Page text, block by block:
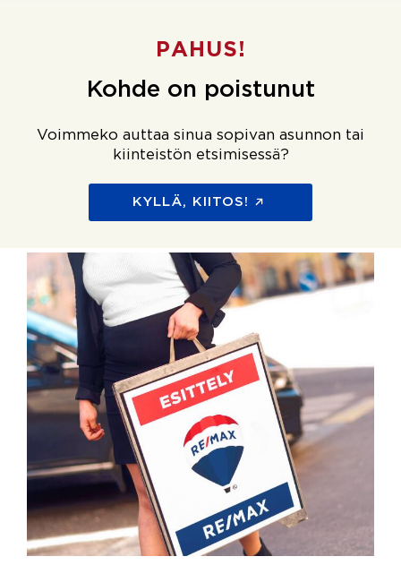
PAHUS!
Kohde on poistunut
Voimmeko auttaa sinua sopivan asunnon tai
kiinteistön etsimisessä?
KYLLÄ, KIITOS!